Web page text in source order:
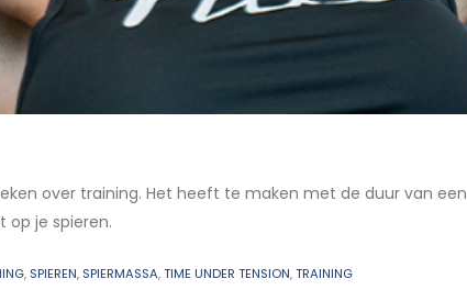
over training. Het heeft te maken met de duur van een
op je spieren.
, SPIEREN, SPIERMASSA,TIME UNDER TENSION,TRAINING